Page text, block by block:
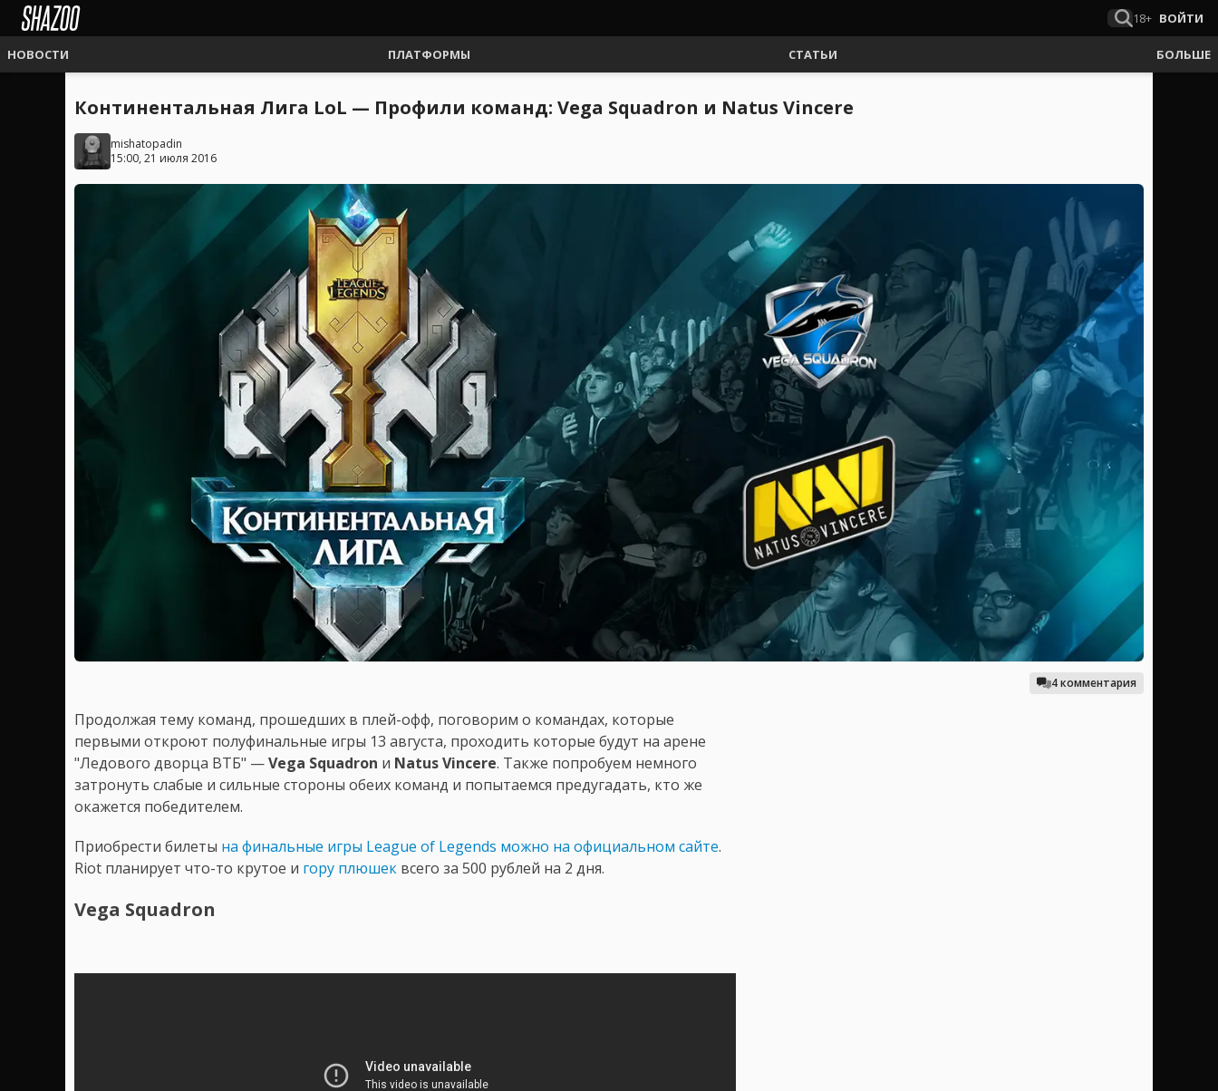
18+ ВОЙТИ
НОВОСТИ ПЛАТФОРМЫ СТАТЬИ БОЛЬШЕ
Континентальная Лига LoL — Профили команд: Vega Squadron и Natus Vincere
mishatopadin
15:00, 21 июля 2016
4 комментария
Продолжая тему команд, прошедших в плей-офф, поговорим о командах, которые
первыми откроют полуфинальные игры 13 августа, проходить которые будут на арене
"Ледового дворца ВТБ" —Vega Squadron и Natus Vincere. Также попробуем немного
затронуть слабые и сильные стороны обеих команд и попытаемся предугадать, кто же
окажется победителем.
Приобрести билеты на финальные игры League of Legends можно на официальном сайте.
Riot планирует что-то крутое и гору плюшек всего за 500 рублей на 2 дня.
Vega Squadron